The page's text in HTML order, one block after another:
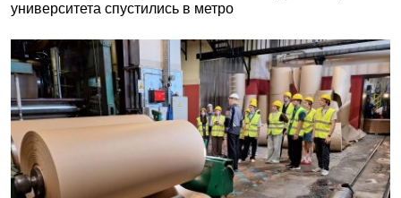
университета спустились в метро